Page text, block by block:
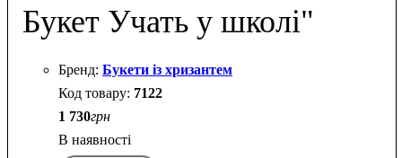
Букет Учать у школі"
Букети із хризантем
7122
1 730грн
В наявності